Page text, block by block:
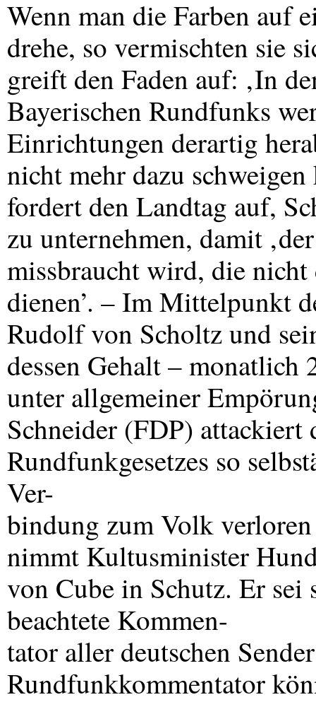
Wenn man die Farben auf
drehe, so vermischten sie
greift den Faden auf: ‚In
Bayerischen Rundfunks
Einrichtungen derartig
nicht mehr dazu
fordert den Landtag auf,
zu unternehmen, damit
missbraucht wird, die
dienen’. – Im Mittelpunkt
Rudolf von Scholtz und
dessen Gehalt –
unter allgemeiner
Schneider (FDP) attackiert
Rundfunkgesetzes so
Ver-
bindung zum Volk
nimmt Kultusminister
von Cube in Schutz. Er sei
beachtete Kommen-
tator aller deutschen
Rundfunkkommentator